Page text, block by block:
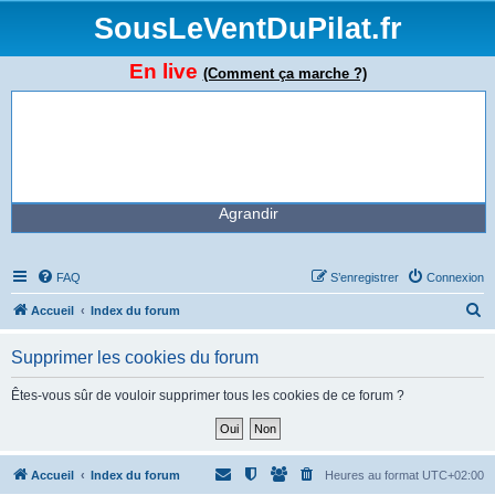
SousLeVentDuPilat.fr
En live (Comment ça marche ?)
Agrandir
FAQ Connexion
S’enregistrer
Accueil Index du forum
Supprimer les cookies du forum
Êtes-vous sûr de vouloir supprimer tous les cookies de ce forum ?
Accueil Index du forum Heures au format UTC+02:00